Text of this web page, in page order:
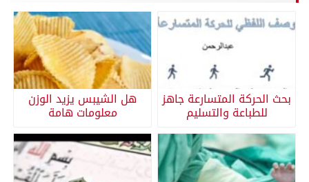
بحث الحركة المتسارعة جاهز
للطباعة والتسليم
هل الشيبس يزيد الوزن
معلومات هامة